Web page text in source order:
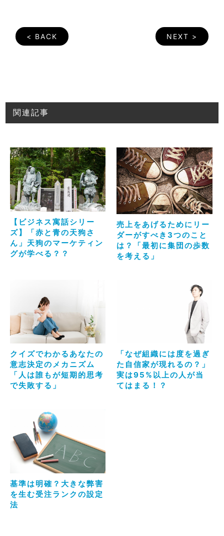
< BACK NEXT >
関連記事
【ビジネス寓話シリー
ズ】「赤と青の天狗さ
ん」天狗のマーケティン
グが学べる？？
売上をあげるためにリー
ダーがすべき3つのこと
は？「最初に集団の歩数
を考える」
クイズでわかるあなたの
意志決定のメカニズム
「人は誰もが短期的思考
で失敗する」
「なぜ組織には度を過ぎ
た自信家が現れるの？」
実は95%以上の人が当
てはまる！？
基準は明確？大きな弊害
を生む受注ランクの設定
法